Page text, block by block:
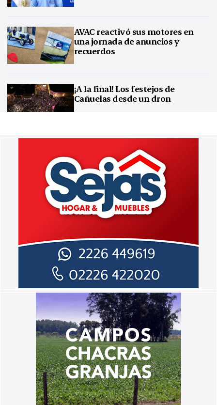
AVAC reactivó sus motores en
una jornada de anuncios y
recuerdos
¡A la final! Los festejos de
Cañuelas desde un dron